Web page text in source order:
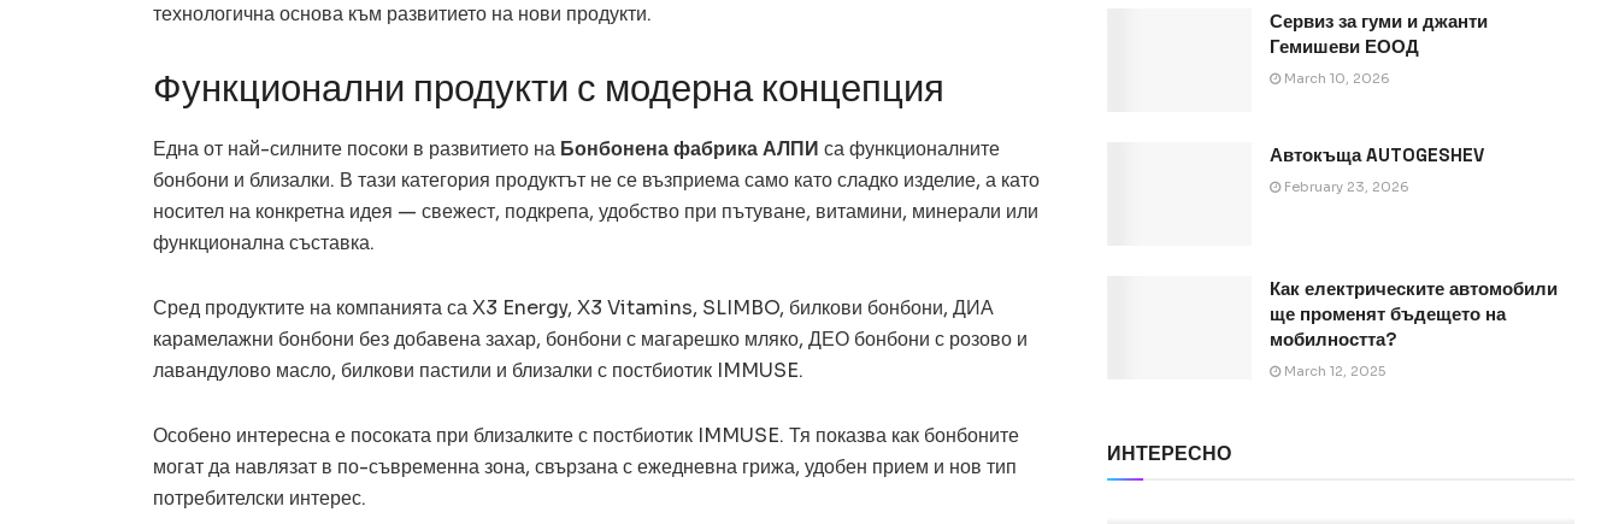
технологична основа към развитието на нови продукти.
Функционални продукти с модерна концепция
Една от най-силните посоки в развитието на Бонбонена фабрика АЛПИ са функционалните
бонбони и близалки. В тази категория продуктът не се възприема само като сладко изделие, а като
носител на конкретна идея — свежест, подкрепа, удобство при пътуване, витамини, минерали или
функционална съставка.
Сред продуктите на компанията са X3 Energy, X3 Vitamins, SLIMBO, билкови бонбони, ДИА
карамелажни бонбони без добавена захар, бонбони с магарешко мляко, ДЕО бонбони с розово и
лавандулово масло, билкови пастили и близалки с постбиотик IMMUSE.
Особено интересна е посоката при близалките с постбиотик IMMUSE. Тя показва как бонбоните
могат да навлязат в по-съвременна зона, свързана с ежедневна грижа, удобен прием и нов тип
потребителски интерес.
Сервиз за гуми и джанти
Гемишеви ЕООД
March 10, 2026
Автокъща AUTOGESHEV
February 23, 2026
Как електрическите автомобили
ще променят бъдещето на
мобилността?
March 12, 2025
ИНТЕРЕСНО